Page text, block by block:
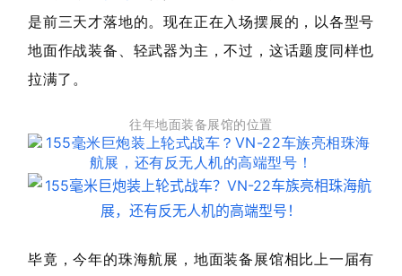
是前三天才落地的。现在正在入场摆展的，以各型号
地面作战装备、轻武器为主，不过，这话题度同样也
拉满了。
往年地面装备展馆的位置
毕竟，今年的珠海航展，地面装备展馆相比上一届有